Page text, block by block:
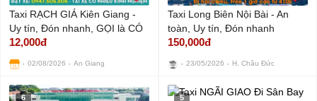
Taxi RẠCH GIÁ Kiên Giang -
Uy tín, Đón nhanh, GỌI là CÓ
12,000đ
02/08/2026 An Giang
Taxi Long Biên Nội Bài - An
toàn, Uy tín, Đón nhanh
150,000đ
23/05/2026 H. Châu Đức
6 5